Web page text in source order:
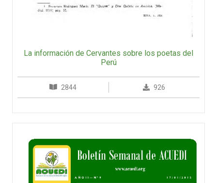
La información de Cervantes sobre los poetas del
Perú
2844 926